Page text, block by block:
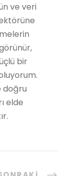
ve veri
bir
doğru
elde